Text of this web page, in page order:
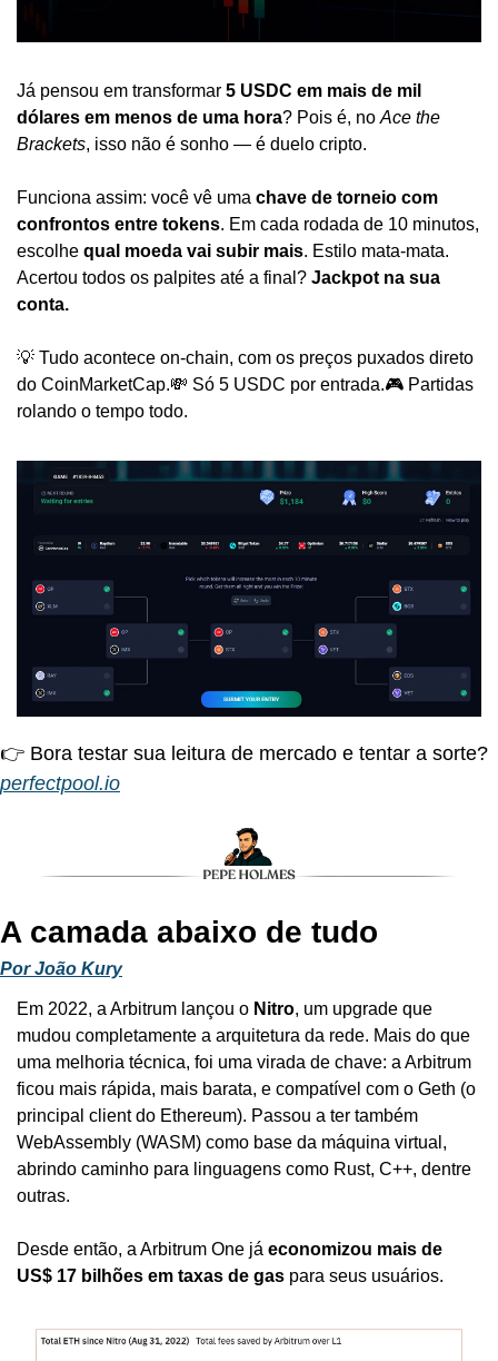
Já pensou em transformar 5 USDC em mais de mil
dólares em menos de uma hora? Pois é, no Ace the
Brackets, isso não é sonho — é duelo cripto.
Funciona assim: você vê uma chave de torneio com
confrontos entre tokens. Em cada rodada de 10 minutos,
escolhe qual moeda vai subir mais. Estilo mata-mata.
Acertou todos os palpites até a final? Jackpot na sua
conta.
💡 Tudo acontece on-chain, com os preços puxados direto
do CoinMarketCap.💸 Só 5 USDC por entrada.🎮 Partidas
rolando o tempo todo.
👉 Bora testar sua leitura de mercado e tentar a sorte?
perfectpool.io
A camada abaixo de tudo
Por João Kury
Em 2022, a Arbitrum lançou o Nitro, um upgrade que
mudou completamente a arquitetura da rede. Mais do que
uma melhoria técnica, foi uma virada de chave: a Arbitrum
ficou mais rápida, mais barata, e compatível com o Geth (o
principal client do Ethereum). Passou a ter também
WebAssembly (WASM) como base da máquina virtual,
abrindo caminho para linguagens como Rust, C++, dentre
outras.
Desde então, a Arbitrum One já economizou mais de
US$ 17 bilhões em taxas de gas para seus usuários.